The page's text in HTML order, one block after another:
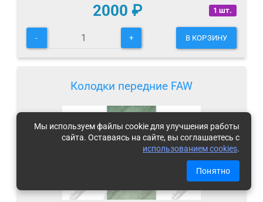
Мы используем файлы cookie для улучшения работы
сайта. Оставаясь на сайте, вы соглашаетесь с
использованием cookies.
Понятно
1 шт.
2000 ₽
- + В КОРЗИНУ
Колодки передние FAW